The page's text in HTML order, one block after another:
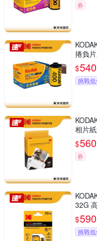
券
捲負
$540
挑戰
相片
$560
券
32G
$590
挑戰